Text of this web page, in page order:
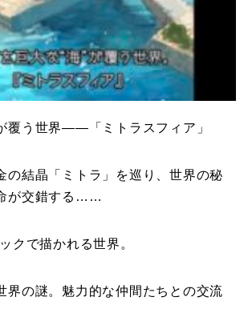
覆う世界――「ミトラスフィア」
の結晶「ミトラ」を巡り、世界の秘
が交錯する……
クで描かれる世界。
界の謎。魅力的な仲間たちとの交流